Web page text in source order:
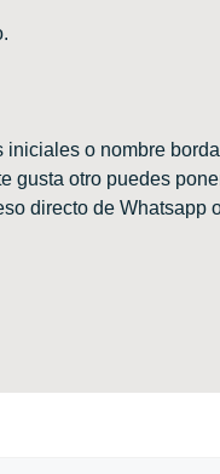
iniciales o nombre
gusta otro puedes
directo de Whatsapp